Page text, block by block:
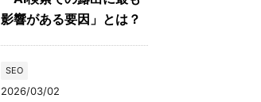
影響がある要因」とは？
SEO
2026/03/02